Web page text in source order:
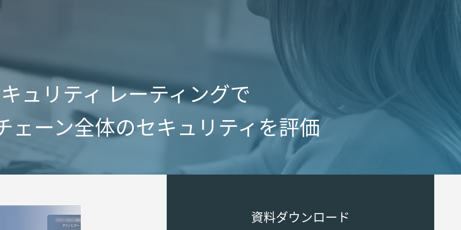
ュリティ レーティングで
ェーン全体のセキュリティを評価
資料ダウンロード